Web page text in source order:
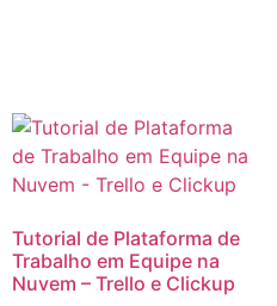
Tutorial de Plataforma de
Trabalho em Equipe na
Nuvem – Trello e Clickup